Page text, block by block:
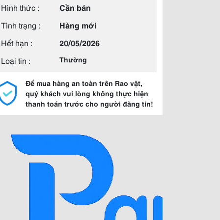
Hình thức :
Cần bán
Tình trạng :
Hàng mới
Hết hạn :
20/05/2026
Loại tin :
Thường
Để mua hàng an toàn trên Rao vặt,
quý khách vui lòng không thực hiện
thanh toán trước cho người đăng tin!